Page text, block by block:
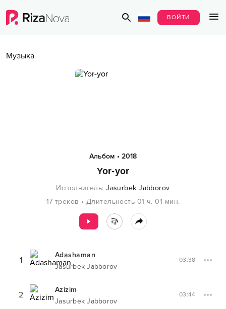
ВОЙТИ
Музыка
Альбом • 2018
Yor-yor
Исполнитель:Jasurbek Jabborov
17 треков • Длительность 01 ч. 01 мин.
1
Adashaman
Jasurbek Jabborov
03:38
2
Azizim
Jasurbek Jabborov
03:44